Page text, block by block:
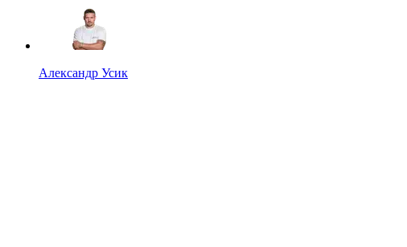
Александр Усик